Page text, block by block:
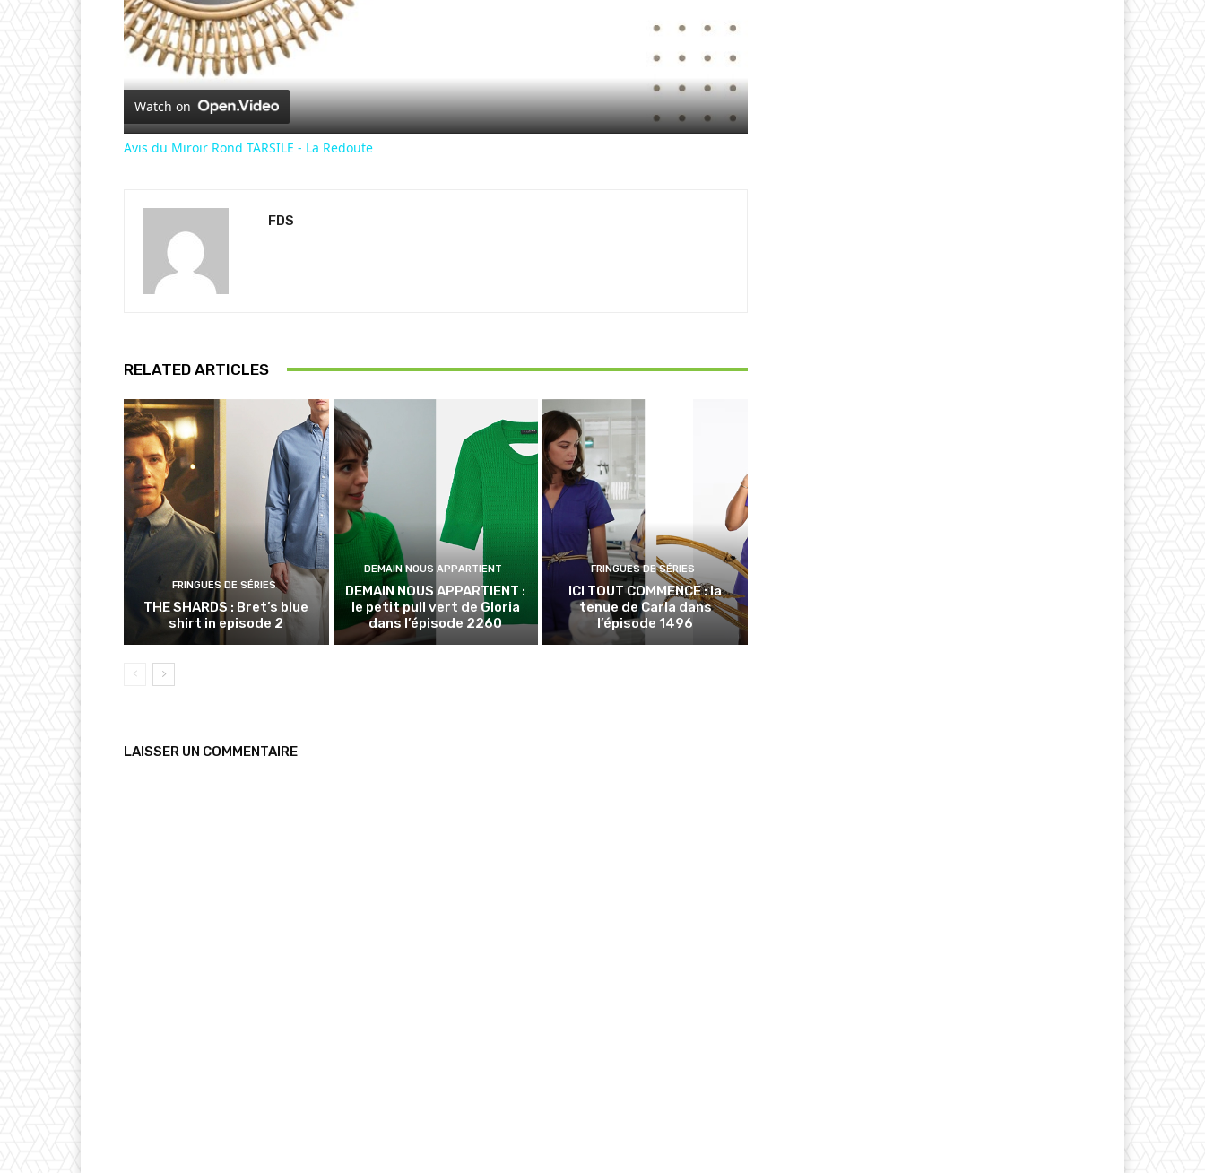
Watch on
Avis du Miroir Rond TARSILE - La Redoute
FDS
RELATED ARTICLES
FRINGUES DE SÉRIES
THE SHARDS : Bret’s blue
shirt in episode 2
DEMAIN NOUS APPARTIENT
DEMAIN NOUS APPARTIENT :
le petit pull vert de Gloria
dans l’épisode 2260
FRINGUES DE SÉRIES
ICI TOUT COMMENCE : la
tenue de Carla dans
l’épisode 1496
LAISSER UN COMMENTAIRE